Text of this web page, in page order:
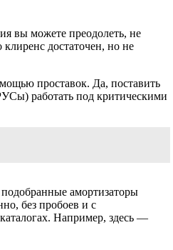
вы можете преодолеть, не
достаточен, но не
проставок. Да, поставить
работать под критическими
амортизаторы
без пробоев и с
Например, здесь —